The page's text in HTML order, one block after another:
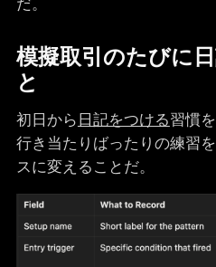
模擬取引のたびに
と
初日から日記をつける習慣
行き当たりばったりの練習
スに変えることだ。